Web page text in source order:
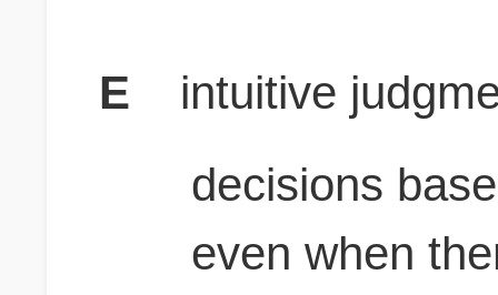
E
intuitive
decisions
even when